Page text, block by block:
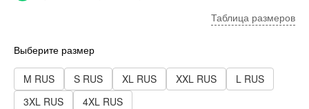
Таблица размеров
Выберите размер
M RUS S RUS XL RUS XXL RUS
L RUS
3XL RUS
4XL RUS